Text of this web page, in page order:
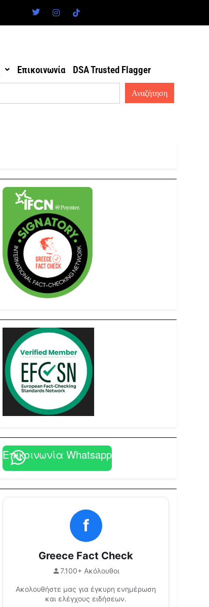
Επικοινωνία DSA Trusted Flagger
Επικοινωνία Whatsapp
f
Greece Fact Check
7.100+ Ακόλουθοι
Ακολουθήστε μας για έγκυρη ενημέρωση
και ελέγχους ειδήσεων.